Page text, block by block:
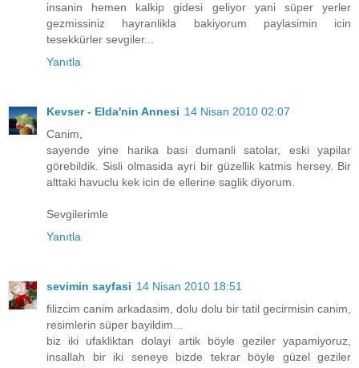
insanin hemen kalkip gidesi geliyor yani süper yerler
gezmissiniz hayranlikla bakiyorum paylasimin icin
tesekkürler sevgiler...
Yanıtla
Kevser - Elda'nin Annesi 14 Nisan 2010 02:07
Canim,
sayende yine harika basi dumanli satolar, eski yapilar
görebildik. Sisli olmasida ayri bir güzellik katmis hersey. Bir
alttaki havuclu kek icin de ellerine saglik diyorum.
Sevgilerimle
Yanıtla
sevimin sayfasi 14 Nisan 2010 18:51
filizcim canim arkadasim, dolu dolu bir tatil gecirmisin canim,
resimlerin süper bayildim...
biz iki ufakliktan dolayi artik böyle geziler yapamiyoruz,
insallah bir iki seneye bizde tekrar böyle güzel geziler